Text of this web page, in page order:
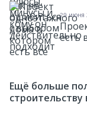
29 июня
есть
Ещё больше
Условия
серьезно
Ставка
строже. Если
заключить
мы